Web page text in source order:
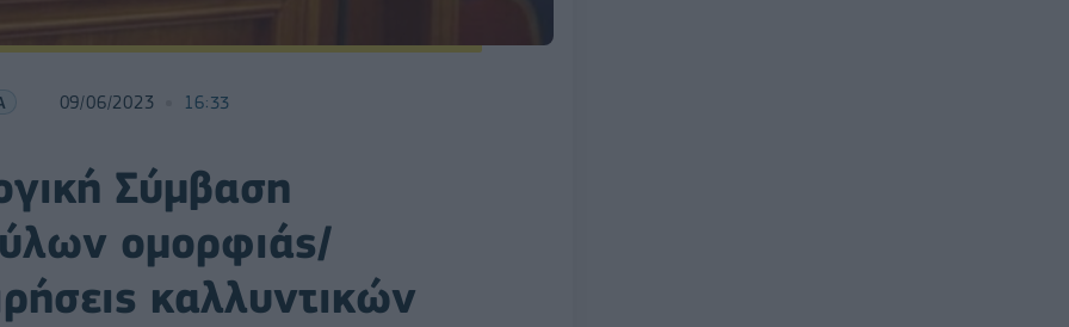
09/06/2023 16:33
Σύμβαση
ομορφιάς/
καλλυντικών